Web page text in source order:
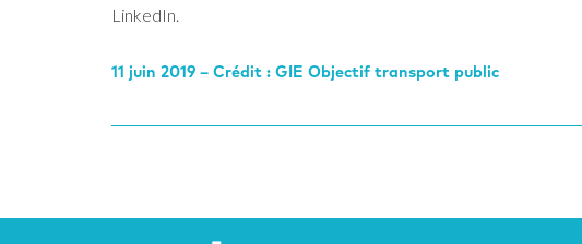
LinkedIn.
11 juin 2019 – Crédit : GIE Objectif transport public